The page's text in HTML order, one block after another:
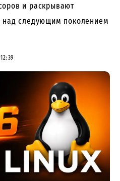
и раскрывают
над следующим поколением